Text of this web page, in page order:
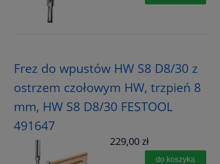
Frez do wpustów HW S8 D8/30 z
ostrzem czołowym HW, trzpień 8
mm, HW S8 D8/30 FESTOOL
491647
229,00 zł
do koszyka